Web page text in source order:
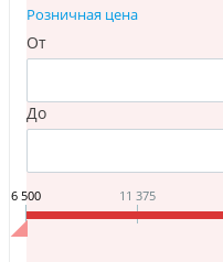
Розничная цена
От
До
6 500 11 375